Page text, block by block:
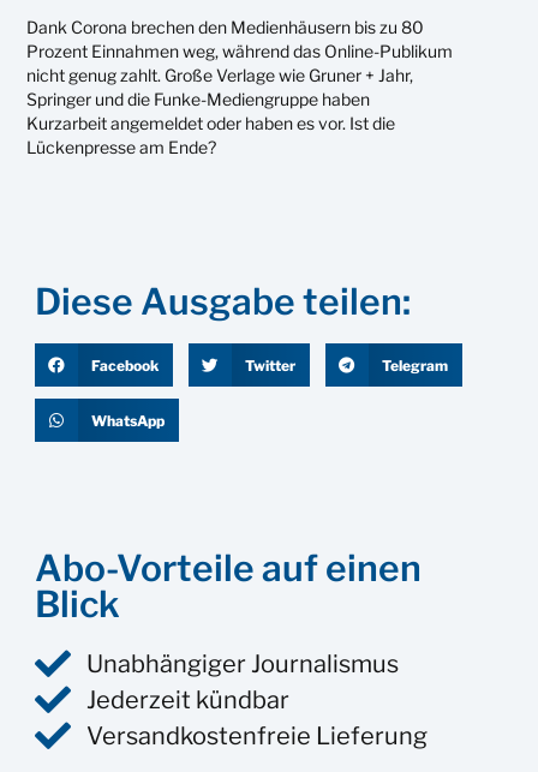
Dank Corona brechen den Medienhäusern bis zu 80
Prozent Einnahmen weg, während das Online-Publikum
nicht genug zahlt. Große Verlage wie Gruner + Jahr,
Springer und die Funke-Mediengruppe haben
Kurzarbeit angemeldet oder haben es vor. Ist die
Lückenpresse am Ende?
Diese Ausgabe teilen:
Facebook Twitter Telegram
WhatsApp
Abo-Vorteile auf einen
Blick
Unabhängiger Journalismus
Jederzeit kündbar
Versandkostenfreie Lieferung